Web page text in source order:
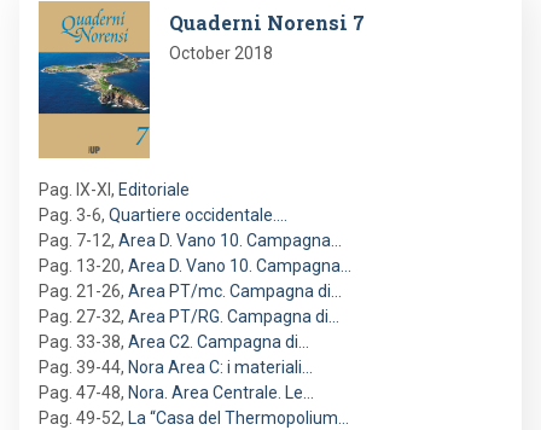
Quaderni Norensi 7
October 2018
Pag. IX-XI , Editoriale
Pag. 3-6, Quartiere occidentale.…
Pag. 7-12, Area D. Vano 10. Campagna…
Pag. 13-20, Area D. Vano 10. Campagna…
Pag. 21-26, Area PT/mc. Campagna di…
Pag. 27-32, Area PT/RG. Campagna di…
Pag. 33-38, Area C2. Campagna di…
Pag. 39-44, Nora Area C: i materiali…
Pag. 47-48, Nora. Area Centrale. Le…
Pag. 49-52, La “Casa del Thermopolium…